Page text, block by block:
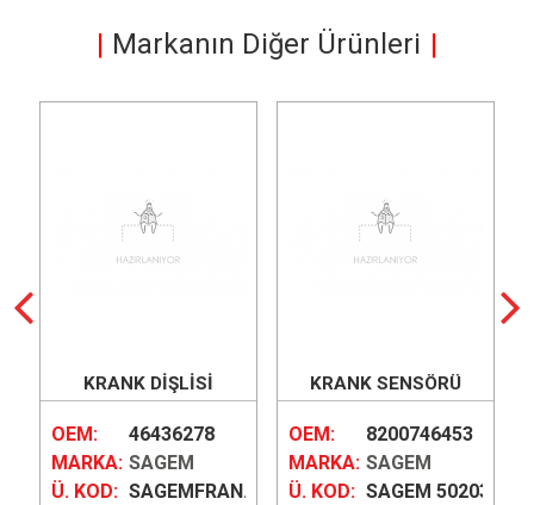
Markanın Diğer Ürünleri
KRANK DİŞLİSİ
OEM:
46436278
MARKA: SAGEM
Ü. KOD: SAGEMFRAN...
KRANK SENSÖRÜ
OEM:
8200746453
MARKA: SAGEM
Ü. KOD: SAGEM 50203